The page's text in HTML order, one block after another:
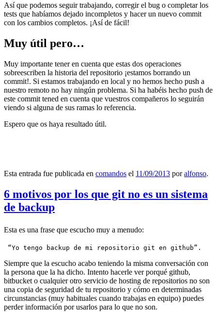
Así que podemos seguir trabajando, corregir el bug o completar los
tests que habíamos dejado incompletos y hacer un nuevo commit
con los cambios completos. ¡Así de fácil!
Muy útil pero…
Muy importante tener en cuenta que estas dos operaciones
sobreescriben la historia del repositorio ¡estamos borrando un
commit!. Si estamos trabajando en local y no hemos hecho push a
nuestro remoto no hay ningún problema. Si ha habéis hecho push de
este commit tened en cuenta que vuestros compañeros lo seguirán
viendo si alguna de sus ramas lo referencia.
Espero que os haya resultado útil.
Esta entrada fue publicada en comandos el 11/09/2013 poralfonso.
6 motivos por los que git no es un sistema
de backup
Esta es una frase que escucho muy a menudo:
“Yo tengo backup de mi repositorio git en github”.
Siempre que la escucho acabo teniendo la misma conversación con
la persona que la ha dicho. Intento hacerle ver porqué github,
bitbucket o cualquier otro servicio de hosting de repositorios no son
una copia de seguridad de tu repositorio y cómo en determinadas
circunstancias (muy habituales cuando trabajas en equipo) puedes
perder información por usarlos para lo que no son.